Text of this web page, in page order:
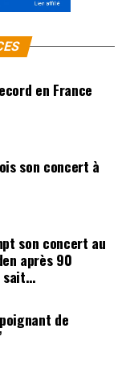
en France
son concert à
son concert au
après 90
sait…
de